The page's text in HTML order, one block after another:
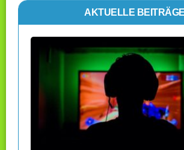
AKTUELLE BEITRÄGE